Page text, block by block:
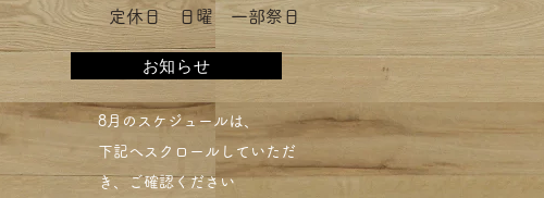
​定休日 日曜 一部祭日
お知らせ
​8月のスケジュールは、
下記へスクロールしていただ
き、ご確認ください​